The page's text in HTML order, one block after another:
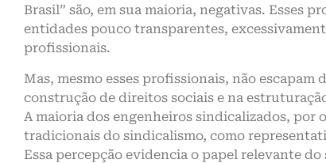
Brasil” são, em sua maioria, negativas. Esses
entidades pouco transparentes,
profissionais.
Mas, mesmo esses profissionais, não
construção de direitos sociais e na
A maioria dos engenheiros sindicalizados, por
tradicionais do sindicalismo, como
Essa percepção evidencia o papel relevante